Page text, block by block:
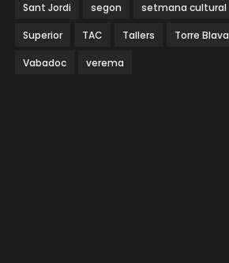
Sant Jordi segon setmana cultural
Superior TAC Tallers Torre Blava
Vabadoc verema